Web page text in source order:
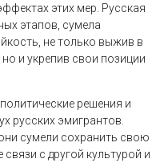
этих мер. Русская
этапов, сумела
не только выжив в
и укрепив свои позиции
решения и
русских эмигрантов.
сумели сохранить свою
с другой культурой и